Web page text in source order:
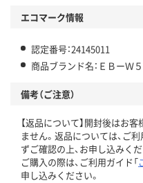
エコマーク情報
認定番号：24145011
商品ブランド名：ＥＢーＷ
備考（ご注意）
【返品について】開封後はお
ません。返品については、ご
ずご確認の上、お申し込みくだ
ご購入の際は、ご利用ガイド「
申し込みください。